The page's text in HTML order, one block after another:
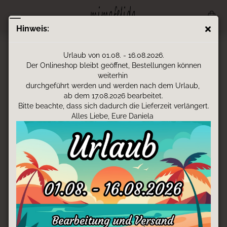
Hinweis:
Urlaub von 01.08. - 16.08.2026.
Der Onlineshop bleibt geöffnet, Bestellungen können
weiterhin
durchgeführt werden und werden nach dem Urlaub,
ab dem 17.08.2026 bearbeitet.
Bitte beachte, dass sich dadurch die Lieferzeit verlängert.
Alles Liebe, Eure Daniela
SPARDOSE - APPLIKATION -
BLECHDOSE MIT
PERSONALISIERTER FILZHÜLLE
Spardose aus Blech mit bestickter / personalisierter Filzhülle
umhüllt.
Die Blechdose ist einfach zu öffnen und zu schließen wie eine
Farbdose.
In Applikation (aufgestickter Stoff), der noch individuell
Die Spardose inklusive Hülle hat ca. einen Durchmesser von 9
cm und eine Höhe von ca. 11,5 cm.
Sie haben Ihr Wunschmotiv nicht gefunden?
Kontaktiere Sie mich bitte, und wir erstellen